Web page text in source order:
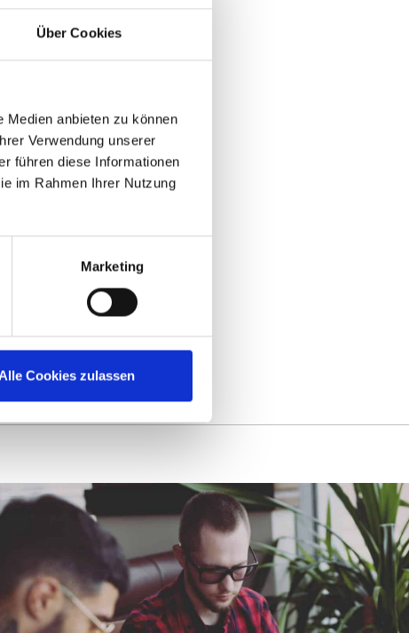
Über Cookies
Medien anbieten zu können
Verwendung unserer
führen diese Informationen
im Rahmen Ihrer Nutzung
Marketing
Cookies zulassen
Access
PM/ENG/Leadership
to IGEL Academy Premium